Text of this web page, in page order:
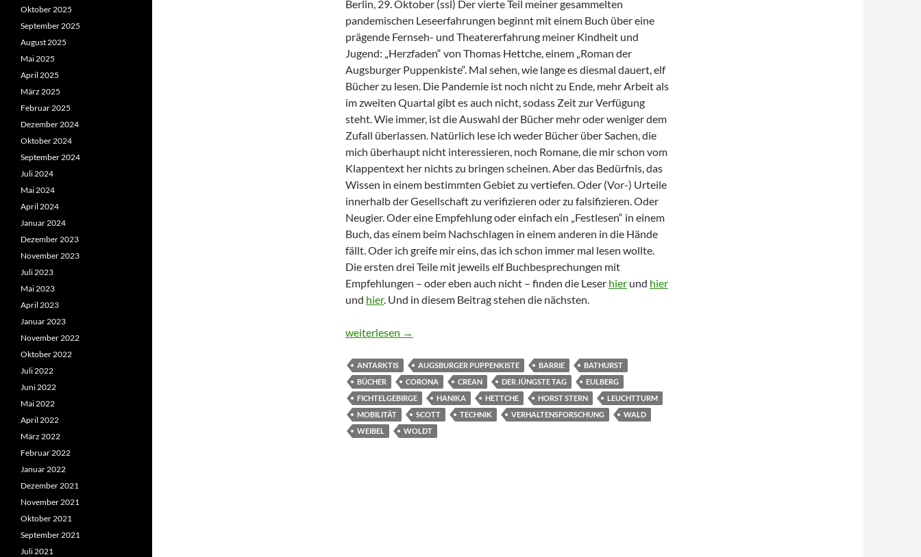
Berlin, 29. Oktober (ssl) Der vierte Teil meiner gesammelten
pandemischen Leseerfahrungen beginnt mit einem Buch über eine
prägende Fernseh- und Theatererfahrung meiner Kindheit und
Jugend: „Herzfaden“ von Thomas Hettche, einem „Roman der
Augsburger Puppenkiste“. Mal sehen, wie lange es diesmal dauert, elf
Bücher zu lesen. Die Pandemie ist noch nicht zu Ende, mehr Arbeit als
im zweiten Quartal gibt es auch nicht, sodass Zeit zur Verfügung
steht. Wie immer, ist die Auswahl der Bücher mehr oder weniger dem
Zufall überlassen. Natürlich lese ich weder Bücher über Sachen, die
mich überhaupt nicht interessieren, noch Romane, die mir schon vom
Klappentext her nichts zu bringen scheinen. Aber das Bedürfnis, das
Wissen in einem bestimmten Gebiet zu vertiefen. Oder (Vor-) Urteile
innerhalb der Gesellschaft zu verifizieren oder zu falsifizieren. Oder
Neugier. Oder eine Empfehlung oder einfach ein „Festlesen“ in einem
Buch, das einem beim Nachschlagen in einem anderen in die Hände
fällt. Oder ich greife mir eins, das ich schon immer mal lesen wollte.
Die ersten drei Teile mit jeweils elf Buchbesprechungen mit
Empfehlungen – oder eben auch nicht – finden die Leser hier und hier
und hier. Und in diesem Beitrag stehen die nächsten.
Pandemie 2021-3: Von Urmel über Leuchttürme zum deutschen Wald
weiterlesen →
ANTARKTIS AUGSBURGER PUPPENKISTE BARRIE
BATHURST
BÜCHER
CORONA CREAN DER JÜNGSTE TAG
EULBERG
FICHTELGEBIRGE
HANIKA HETTCHE HORST STERN
LEUCHTTURM
MOBILITÄT
SCOTT TECHNIK VERHALTENSFORSCHUNG
WALD
WEIBEL
WOLDT
Oktober 2025
September 2025
August 2025
Mai 2025
April 2025
März 2025
Februar 2025
Dezember 2024
Oktober 2024
September 2024
Juli 2024
Mai 2024
April 2024
Januar 2024
Dezember 2023
November 2023
Juli 2023
Mai 2023
April 2023
Januar 2023
November 2022
Oktober 2022
Juli 2022
Juni 2022
Mai 2022
April 2022
März 2022
Februar 2022
Januar 2022
Dezember 2021
November 2021
Oktober 2021
September 2021
Juli 2021